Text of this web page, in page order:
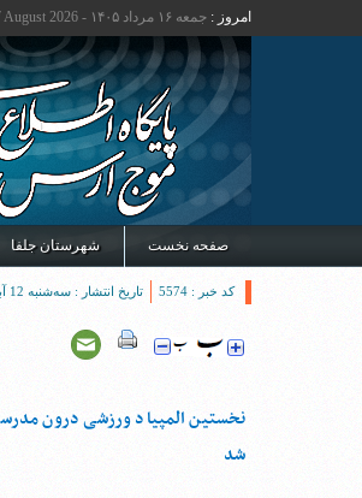
امروز : جمعه ۱۶ مرداد ۱۴۰۵ - Friday 07 August 2026
صفحه نخست شهرستان جلفا
کد خبر : 5574 تاریخ انتشار : سه‌شنبه 12 آبان 1394 - 20:44
نخستین المپیاد ورزشی درون
شد